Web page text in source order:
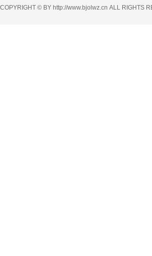
COPYRIGHT © BY http://www.bjolwz.cn ALL RIGHTS